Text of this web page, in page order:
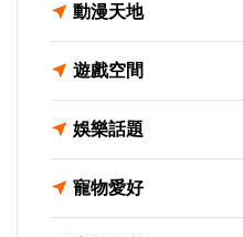
動漫天地
遊戲空間
娛樂話題
寵物愛好